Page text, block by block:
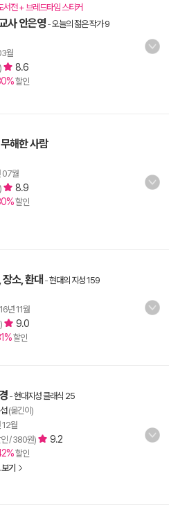
서전 + 브레드타임 스티커
사 안은영 -오늘의 젊은 작가 9
월
8.6
할인
해한 사람
07월
8.9
할인
소, 환대 -현대의 지성 159
년 11월
9.0
할인
-현대지성 클래식 25
(옮긴이)
12월
/ 380원) 9.2
할인
기